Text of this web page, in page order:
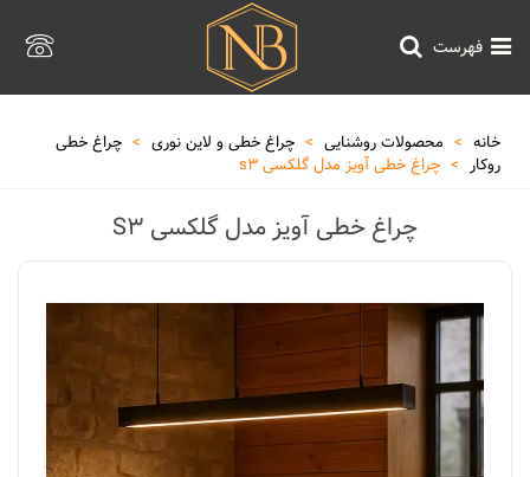
فهرست
خانه > محصولات روشنایی > چراغ خطی و لاین نوری > چراغ خطی
روکار > چراغ خطی آویز مدل گلکسی s3
چراغ خطی آویز مدل گلکسی S3